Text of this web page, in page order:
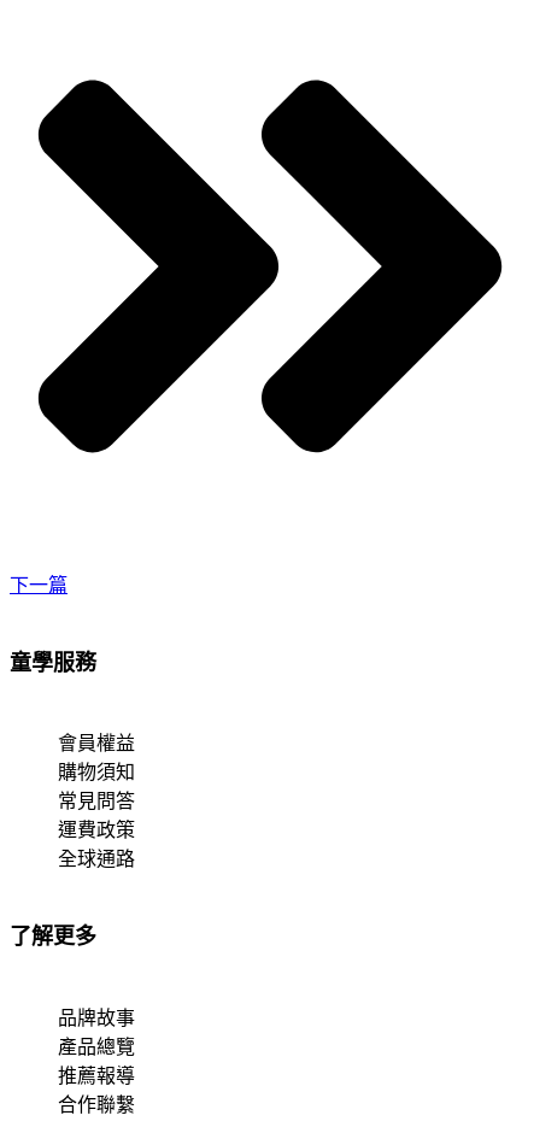
下一篇
童學服務
會員權益
購物須知
常見問答
運費政策
全球通路
了解更多
品牌故事
產品總覽
推薦報導
合作聯繫